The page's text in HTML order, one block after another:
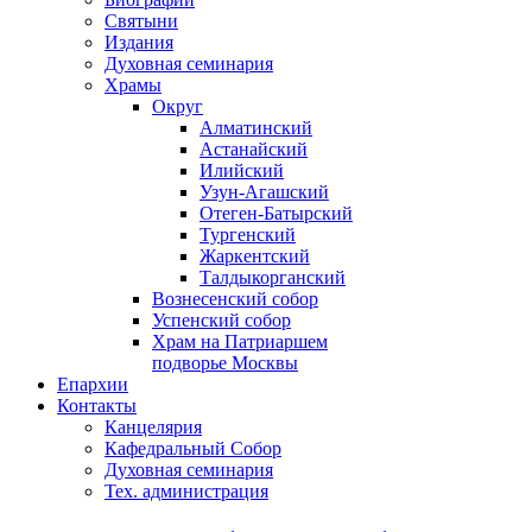
Святыни
Издания
Духовная семинария
Храмы
Округ
Алматинский
Астанайский
Илийский
Узун-Агашский
Отеген-Батырский
Тургенский
Жаркентский
Талдыкорганский
Вознесенский собор
Успенский собор
Храм на Патриаршем
подворье Москвы
Епархии
Контакты
Канцелярия
Кафедральный Собор
Духовная семинария
Тех. администрация